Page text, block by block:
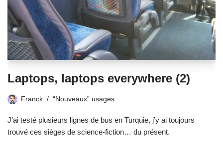
Laptops, laptops everywhere (2)
Franck “Nouveaux” usages
J’ai testé plusieurs lignes de bus en Turquie, j’y ai toujours
trouvé ces sièges de science-fiction… du présent.